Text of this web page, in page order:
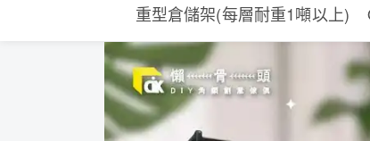
重型倉儲架(每層耐重1噸以上)